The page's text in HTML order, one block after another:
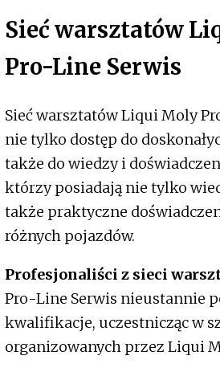
Sieć warsztatów
Pro-Line Serwis
Sieć warsztatów Liqui Moly
nie tylko dostęp do
także do wiedzy i
którzy posiadają nie tylko
także praktyczne
różnych pojazdów.
Profesjonaliści z sieci
Pro-Line Serwis nieustannie
kwalifikacje, uczestnicząc w
organizowanych przez Liqui